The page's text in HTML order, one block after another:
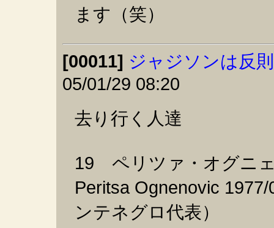
ます（笑）
[00011] ジャジソンは反
05/01/29 08:20
去り行く人達
19 ペリツァ・オグニ
Peritsa Ognenovic
ンテネグロ代表）